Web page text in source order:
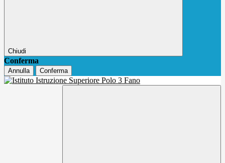
Chiudi
Conferma
Annulla Conferma